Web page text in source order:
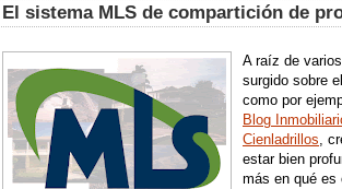
El sistema MLS de compartición de
A raíz de
surgido sobre
como por
Blog
Cienladrillos,
estar bien
más en qué es